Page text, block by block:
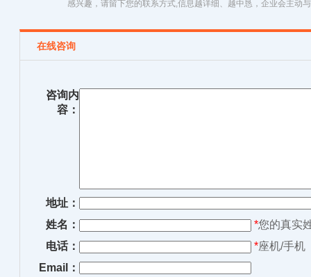
感兴趣，请留下您的联系方式,信息越详细、越中恳，企业会主动
在线咨询
咨询内
容：
地址：
姓名：
*您的真实
电话：
*座机/手机
Email：